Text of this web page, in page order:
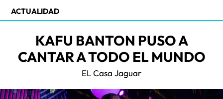
ACTUALIDAD
KAFU BANTON PUSO A
CANTAR A TODO EL MUNDO
EL Casa Jaguar